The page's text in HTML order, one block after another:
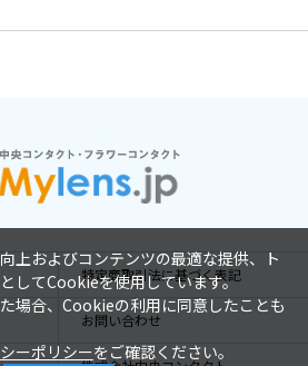
特定商取引法に基づく表記
お問い合わせ
上およびコンテンツの最適な提供、ト
してCookieを使用しています。
場合、Cookieの利用に同意したことも
ーポリシーをご確認ください。